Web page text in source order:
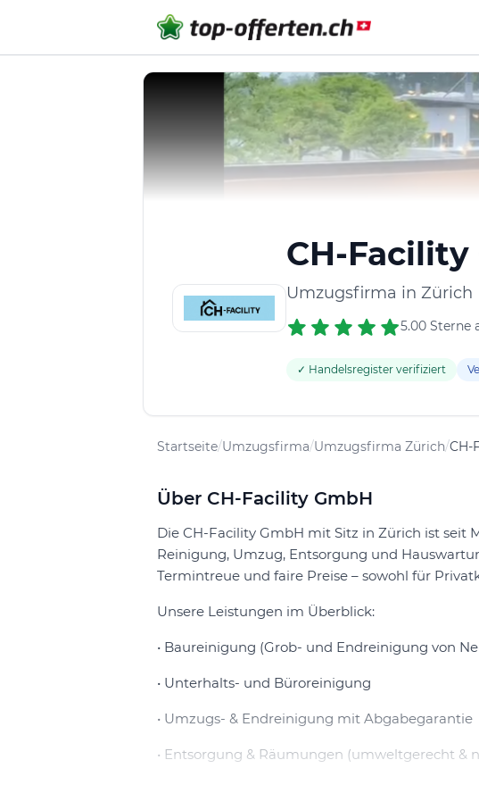
CH-Facility
Umzugsfirma in Zürich
5.00 Sterne
✓ Handelsregister verifiziert
Startseite/Umzugsfirma/Umzugsfirma Zürich/CH-
Über CH-Facility GmbH
Die CH-Facility GmbH mit Sitz in Zürich ist seit
Reinigung, Umzug, Entsorgung und
Termintreue und faire Preise – sowohl für
Unsere Leistungen im Überblick:
• Baureinigung (Grob- und Endreinigung von
• Unterhalts- und Büroreinigung
• Umzugs- & Endreinigung mit Abgabegarantie
• Entsorgung & Räumungen (umweltgerecht &